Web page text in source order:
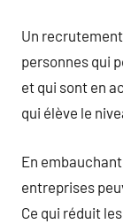
Un
personnes qui
et qui sont en
qui élève le
En
entreprises
Ce qui réduit